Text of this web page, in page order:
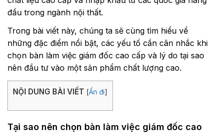
đầu trong ngành nội thất.
Trong bài viết này, chúng ta sẽ cùng tìm hiểu về
những đặc điểm nổi bật, các yếu tố cần cân nhắc khi
chọn bàn làm việc giám đốc cao cấp và lý do tại sao
nên đầu tư vào một sản phẩm chất lượng cao.
NỘI DUNG BÀI VIẾT [Ẩn đi]
Tại sao nên chọn bàn làm việc giám đốc cao